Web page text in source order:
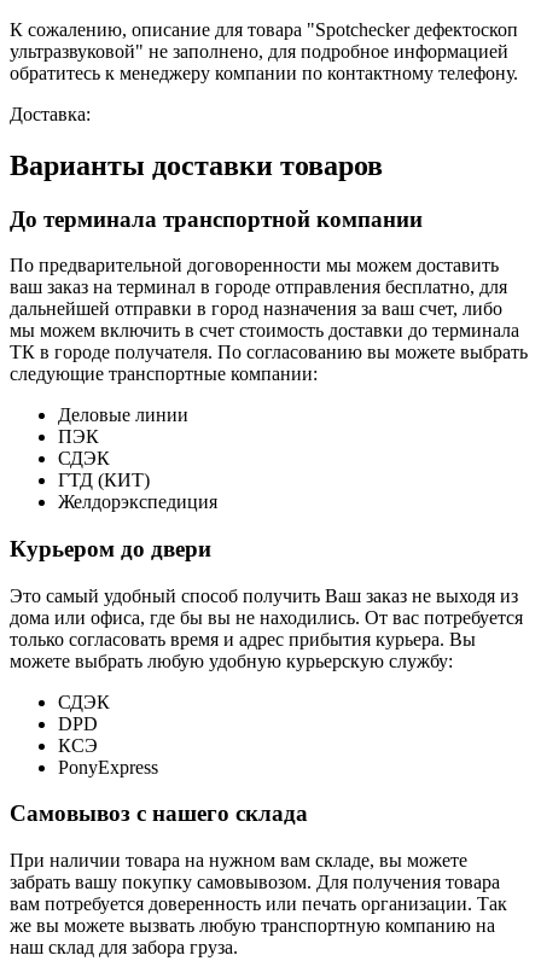
К сожалению, описание для товара "Spotchecker дефектоскоп
ультразвуковой" не заполнено, для подробное информацией
обратитесь к менеджеру компании по контактному телефону.
Доставка:
Варианты доставки товаров
До терминала транспортной компании
По предварительной договоренности мы можем доставить
ваш заказ на терминал в городе отправления бесплатно, для
дальнейшей отправки в город назначения за ваш счет, либо
мы можем включить в счет стоимость доставки до терминала
ТК в городе получателя. По согласованию вы можете выбрать
следующие транспортные компании:
Деловые линии
ПЭК
СДЭК
ГТД (КИТ)
Желдорэкспедиция
Курьером до двери
Это самый удобный способ получить Ваш заказ не выходя из
дома или офиса, где бы вы не находились. От вас потребуется
только согласовать время и адрес прибытия курьера. Вы
можете выбрать любую удобную курьерскую службу:
СДЭК
DPD
КСЭ
PonyExpress
Самовывоз с нашего склада
При наличии товара на нужном вам складе, вы можете
забрать вашу покупку самовывозом. Для получения товара
вам потребуется доверенность или печать организации. Так
же вы можете вызвать любую транспортную компанию на
наш склад для забора груза.